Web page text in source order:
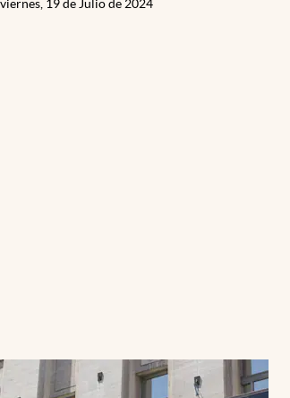
viernes, 19 de Julio de 2024